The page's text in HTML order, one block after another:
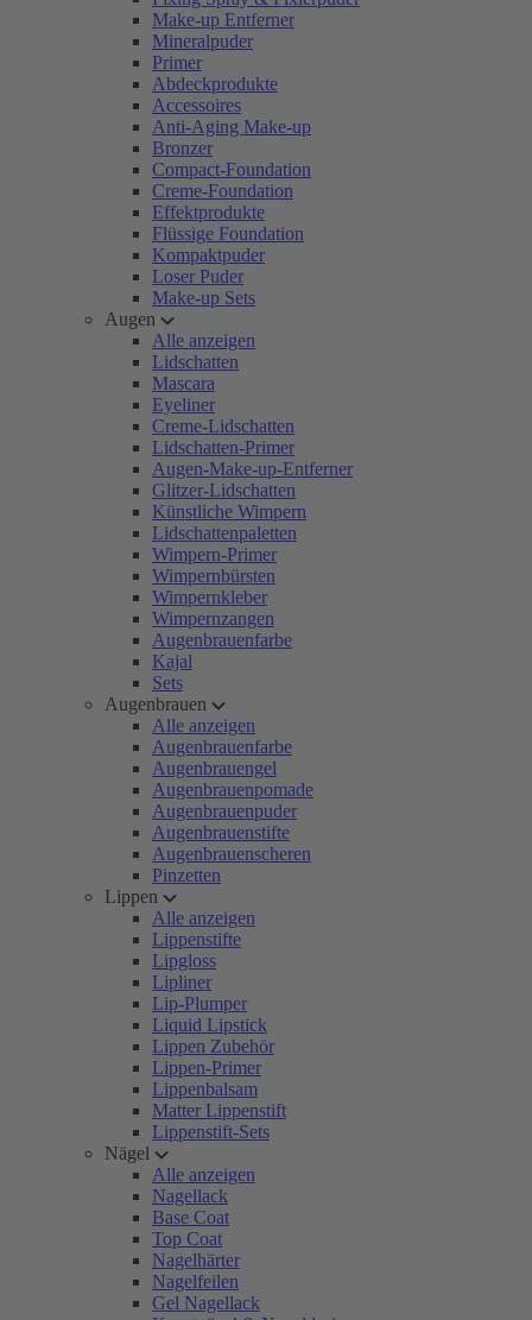
Make-up Entferner
Mineralpuder
Primer
Abdeckprodukte
Accessoires
Anti-Aging Make-up
Bronzer
Compact-Foundation
Creme-Foundation
Effektprodukte
Flüssige Foundation
Kompaktpuder
Loser Puder
Make-up Sets
Augen
Alle anzeigen
Lidschatten
Mascara
Eyeliner
Creme-Lidschatten
Lidschatten-Primer
Augen-Make-up-Entferner
Glitzer-Lidschatten
Künstliche Wimpern
Lidschattenpaletten
Wimpern-Primer
Wimpernbürsten
Wimpernkleber
Wimpernzangen
Augenbrauenfarbe
Kajal
Sets
Augenbrauen
Alle anzeigen
Augenbrauenfarbe
Augenbrauengel
Augenbrauenpomade
Augenbrauenpuder
Augenbrauenstifte
Augenbrauenscheren
Pinzetten
Lippen
Alle anzeigen
Lippenstifte
Lipgloss
Lipliner
Lip-Plumper
Liquid Lipstick
Lippen Zubehör
Lippen-Primer
Lippenbalsam
Matter Lippenstift
Lippenstift-Sets
Nägel
Alle anzeigen
Nagellack
Base Coat
Top Coat
Nagelhärter
Nagelfeilen
Gel Nagellack